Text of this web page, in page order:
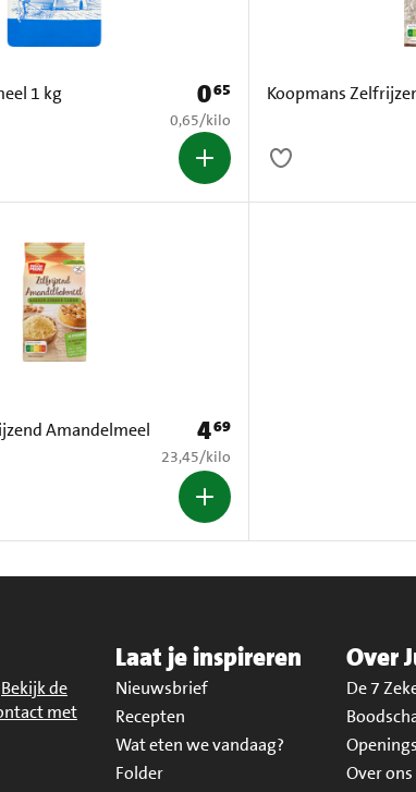
1 kg Prijs: € 0,65
065
€ 0,65 per kilo
0,65/kilo
Koopmans
Amandelmeel
Prijs: € 4,69
469
€ 23,45 per kilo
23,45/kilo
Bekijk de
met
Laat je inspireren
Nieuwsbrief
Recepten
Wat eten we vandaag?
Folder
Over
De 7
Over